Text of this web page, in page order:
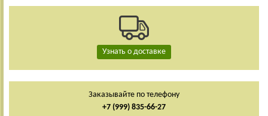
Узнать о доставке
Заказывайте по телефону
+7 (999) 835-66-27